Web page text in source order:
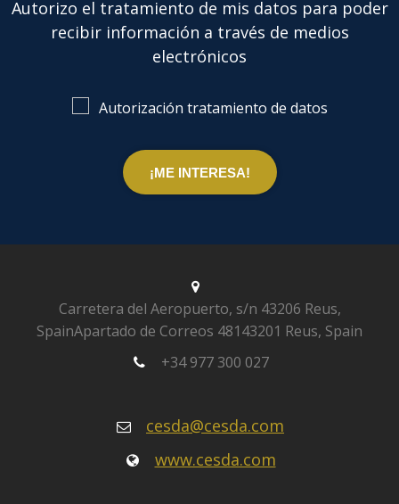
Autorizo el tratamiento de mis datos para poder
recibir información a través de medios
electrónicos
Autorización tratamiento de datos
Carretera del Aeropuerto, s/n 43206 Reus,
SpainApartado de Correos 48143201 Reus, Spain
+34 977 300 027
cesda@cesda.com
www.cesda.com